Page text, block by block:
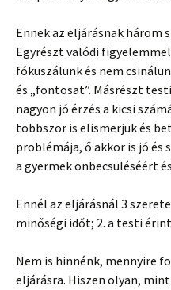
Ennek az eljárásnak három
Egyrészt valódi
fókuszálunk és nem
és „fontosat”. Másrészt
nagyon jó érzés a kicsi
többször is elismerjük és
problémája, ő akkor is jó és
a gyermek önbecsüléséért
Ennél az eljárásnál 3
minőségi időt; 2. a testi
Nem is hinnénk, mennyire
eljárásra. Hiszen olyan,